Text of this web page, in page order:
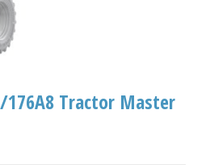
176A8 Tractor Master